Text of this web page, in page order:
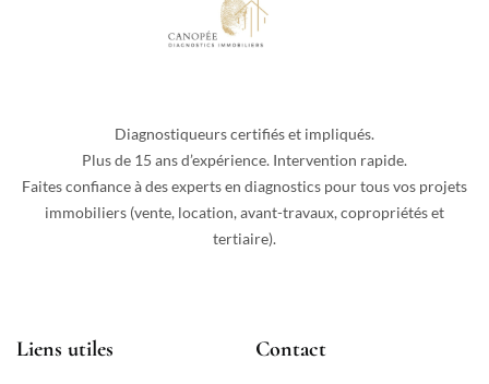
Diagnostiqueurs certifiés et impliqués.
Plus de 15 ans d’expérience. Intervention rapide.
Faites confiance à des experts en diagnostics pour tous vos projets
immobiliers (vente, location, avant-travaux, copropriétés et
tertiaire).
Liens utiles Contact